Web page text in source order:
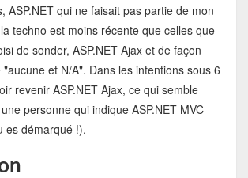
ASP.NET qui ne faisait pas partie de mon
techno est moins récente que celles que
de sonder, ASP.NET Ajax et de façon
et N/A". Dans les intentions sous 6
revenir ASP.NET Ajax, ce qui semble
personne qui indique ASP.NET MVC
es démarqué !).